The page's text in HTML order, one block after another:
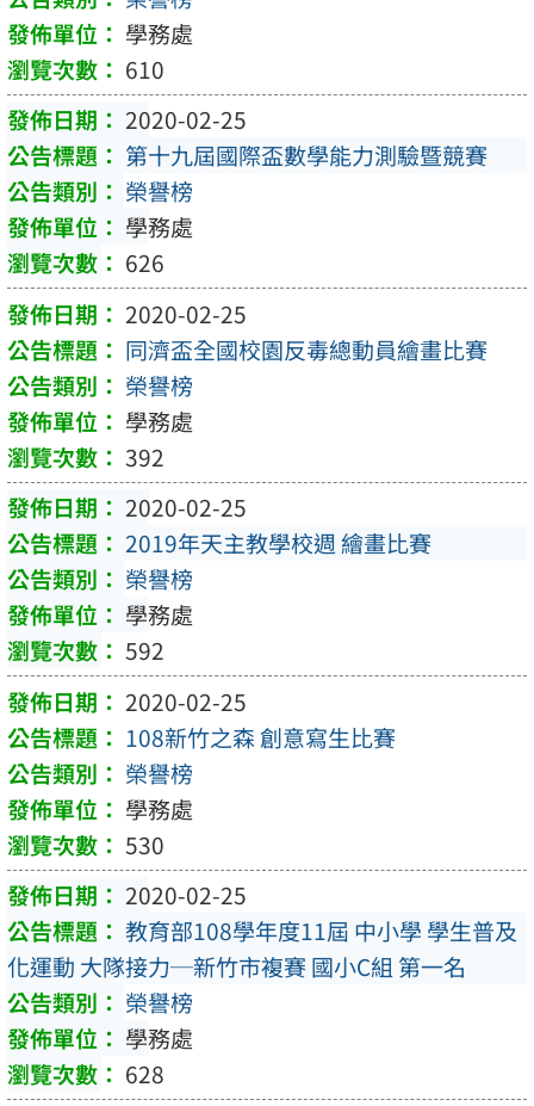
學務處
610
2020-02-25
第十九屆國際盃數學能力測驗暨競賽
榮譽榜
學務處
626
2020-02-25
同濟盃全國校園反毒總動員繪畫比賽
榮譽榜
學務處
392
2020-02-25
2019年天主教學校週 繪畫比賽
榮譽榜
學務處
592
2020-02-25
108新竹之森 創意寫生比賽
榮譽榜
學務處
530
2020-02-25
教育部108學年度11屆 中小學 學生普及
化運動 大隊接力─新竹市複賽 國小C組 第一名
榮譽榜
學務處
628